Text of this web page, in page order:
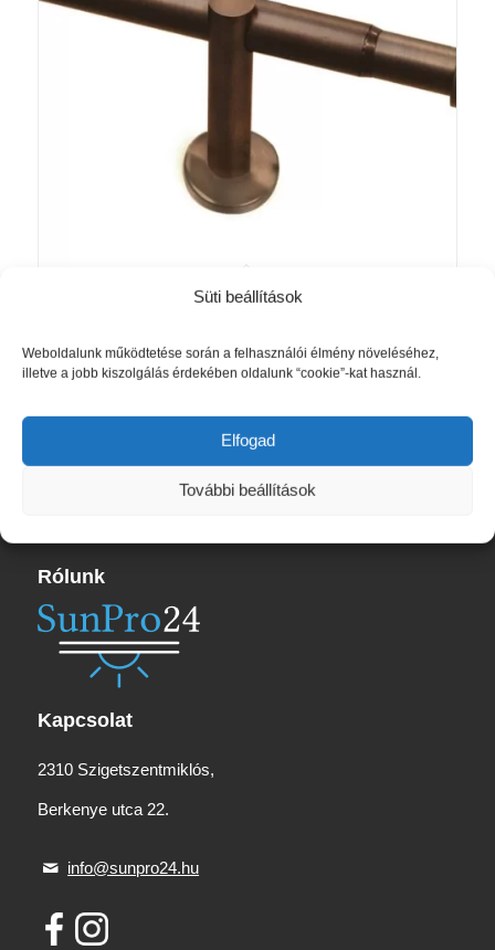
Süti beállítások
Weboldalunk működtetése során a felhasználói élmény növeléséhez,
illetve a jobb kiszolgálás érdekében oldalunk “cookie”-kat használ.
Elfogad
További beállítások
Teleszkópos karnis Ø 22/25 mm
9 125Ft – 13 665FtÁrtartomány:
9
665 Ft
Rólunk
Kapcsolat
2310 Szigetszentmiklós,
Berkenye utca 22.
info@sunpro24.hu